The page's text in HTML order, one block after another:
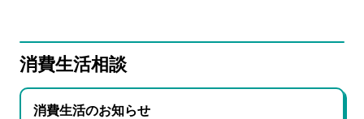
消費生活相談
消費生活のお知らせ